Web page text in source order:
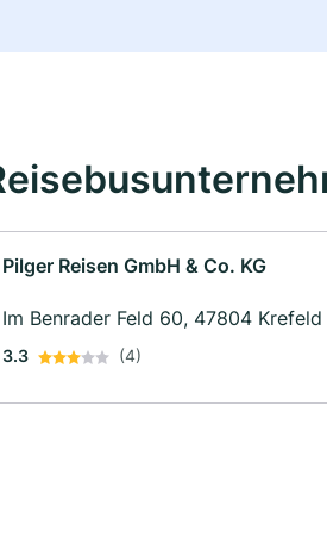
Pilger Reisen GmbH & Co. KG
Im Benrader Feld 60, 47804 Krefeld
3.3 (4)